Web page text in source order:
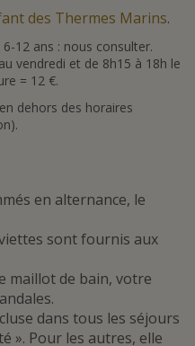
des Thermes Marins.
12 ans : nous consulter.
vendredi et de 8h15 à 18h le
= 12 €.
dehors des horaires
en alternance, le
sont fournis aux
maillot de bain, votre
dans tous les séjours
». Pour les autres, elle